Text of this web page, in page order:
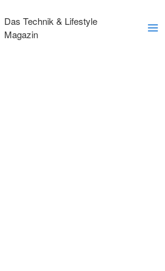
Das Technik & Lifestyle
Magazin